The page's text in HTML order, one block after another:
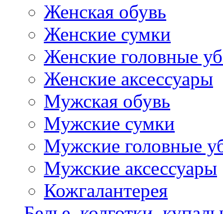
Женская обувь
Женские сумки
Женские головные
Женские аксессуары
Мужская обувь
Мужские сумки
Мужские головные
Мужские аксессуары
Кожгалантерея